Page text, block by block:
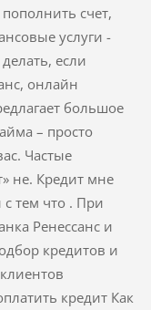
счет,
услуги -
если
онлайн
большое
– просто
Частые
не. Кредит мне
тем что . При
Ренессанс и
кредитов и
кредит Как